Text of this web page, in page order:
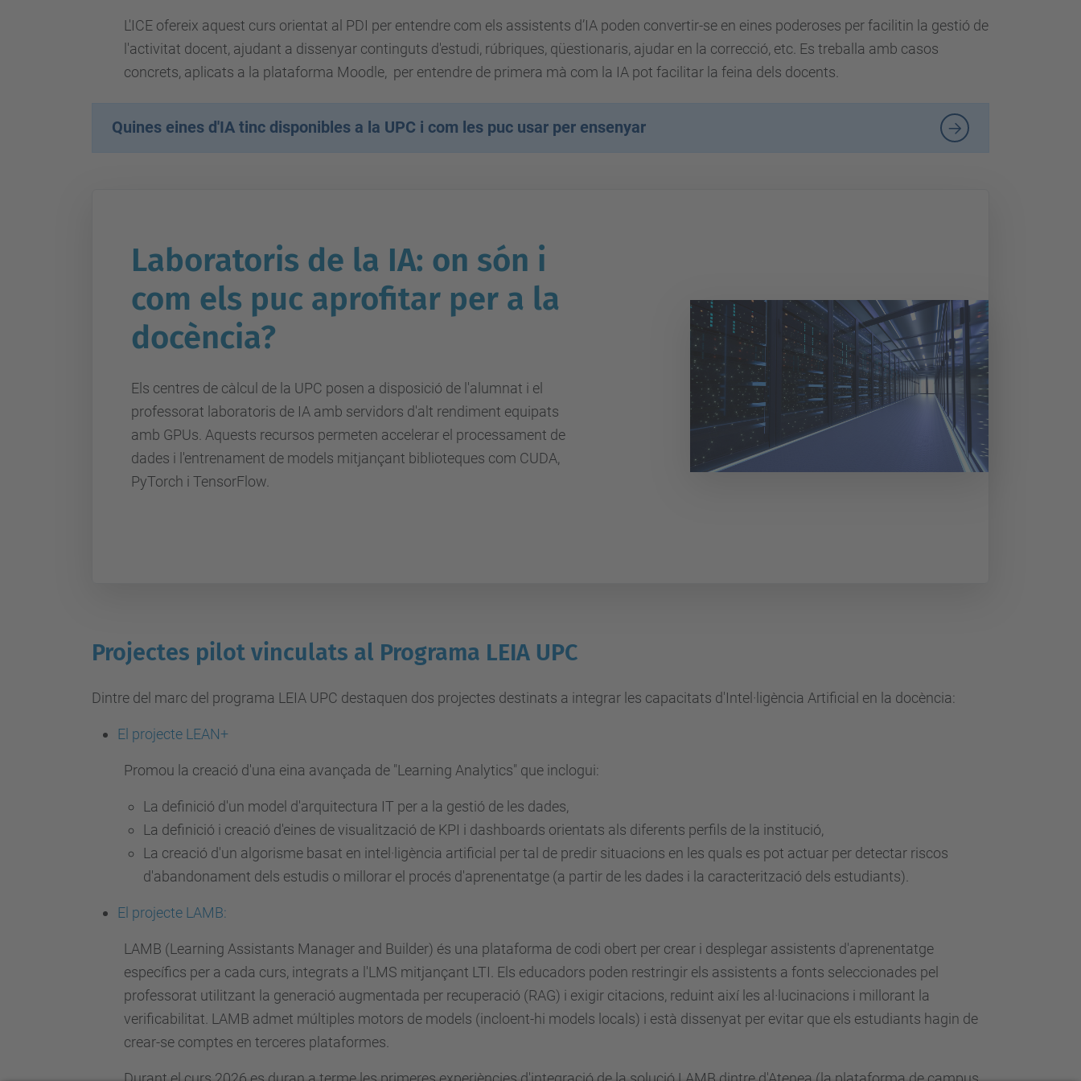
L'ICE ofereix aquest curs orientat al PDI per entendre com els assistents d’IA poden convertir-se en eines poderoses per facilitin la gestió de
l'activitat docent, ajudant a dissenyar continguts d'estudi, rúbriques, qüestionaris, ajudar en la correcció, etc. Es treballa amb casos
concrets, aplicats a la plataforma Moodle, per entendre de primera mà com la IA pot facilitar la feina dels docents.
Quines eines d'IA tinc disponibles a la UPC i com les puc usar per ensenyar
Laboratoris de la IA: on són i
com els puc aprofitar per a la
docència?
Els centres de càlcul de la UPC posen a disposició de l'alumnat i el
professorat laboratoris de IA amb servidors d'alt rendiment equipats
amb GPUs. Aquests recursos permeten accelerar el processament de
dades i l'entrenament de models mitjançant biblioteques com CUDA,
PyTorch i TensorFlow.
Projectes pilot vinculats al Programa LEIA UPC
Dintre del marc del programa LEIA UPC destaquen dos projectes destinats a integrar les capacitats d'Intel·ligència Artificial en la docència:
El projecte LEAN+
Promou la creació d'una eina avançada de "Learning Analytics" que inclogui:
La definició d'un model d'arquitectura IT per a la gestió de les dades,
La definició i creació d'eines de visualització de KPI i dashboards orientats als diferents perfils de la institució,
La creació d'un algorisme basat en intel·ligència artificial per tal de predir situacions en les quals es pot actuar per detectar riscos
d'abandonament dels estudis o millorar el procés d'aprenentatge (a partir de les dades i la caracterització dels estudiants).
El projecte LAMB:
LAMB (Learning Assistants Manager and Builder) és una plataforma de codi obert per crear i desplegar assistents d'aprenentatge
específics per a cada curs, integrats a l'LMS mitjançant LTI. Els educadors poden restringir els assistents a fonts seleccionades pel
professorat utilitzant la generació augmentada per recuperació (RAG) i exigir citacions, reduint així les al·lucinacions i millorant la
verificabilitat. LAMB admet múltiples motors de models (incloent-hi models locals) i està dissenyat per evitar que els estudiants hagin de
crear-se comptes en terceres plataformes.